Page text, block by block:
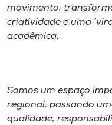
movimento,
criatividade e uma
acadêmica.
Somos um espaço
regional, passando
qualidade,